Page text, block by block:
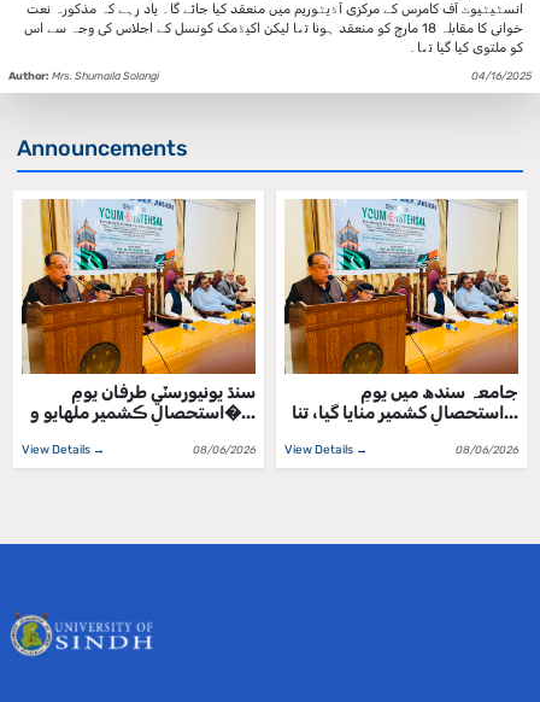
انسٹیٹیوٹ آف کامرس کے مرکزی آڈیٹوریم میں منعقد کیا جائے گا۔ یاد رہے کہ مذکورہ نعت
خوانی کا مقابلہ 18 مارچ کو منعقد ہونا تھا لیکن اکیڈمک کونسل کے اجلاس کی وجہ سے اس
کو ملتوی کیا گیا تھا۔
Author: Mrs. Shumaila Solangi 04/16/2025
Announcements
سنڌ يونيورسٽي طرفان يومِ
استحصالِ ڪشمير ملهايو و�...
View Details → 08/06/2026
جامعہ سندھ میں یومِ
استحصالِ کشمیر منایا گیا، تنا...
View Details → 08/06/2026